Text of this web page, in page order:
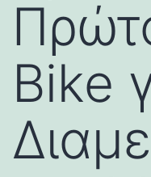
Bike